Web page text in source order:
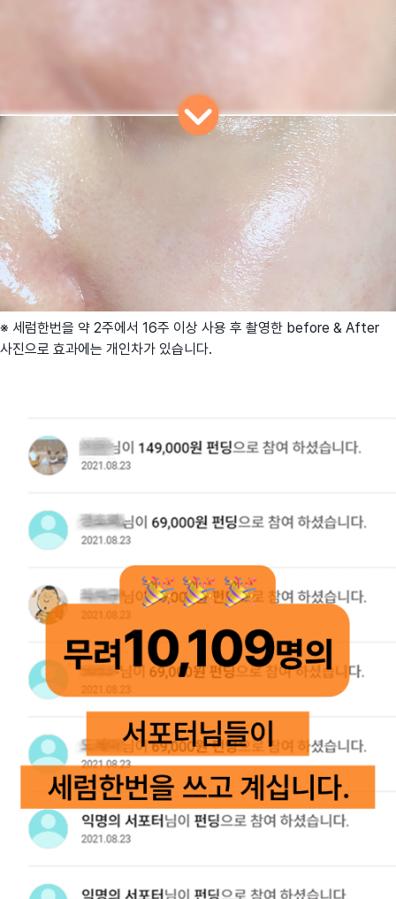
※ 세럼한번을 약 2주에서 16주 이상 사용 후 촬영한 before & After
사진으로 효과에는 개인차가 있습니다.